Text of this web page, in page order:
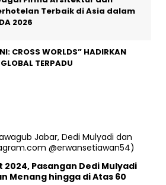
Terbaik di Asia dalam
2026
CROSS WORLDS” HADIRKAN
TERPADU
2024, Pasangan Dedi Mulyadi
Menang hingga di Atas 60